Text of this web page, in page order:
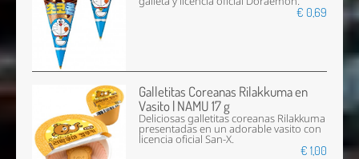
€ 0,69
Galletitas Coreanas Rilakkuma en
Vasito | NAMU 17 g
Deliciosas galletitas coreanas Rilakkuma
presentadas en un adorable vasito con
licencia oficial San-X.
€ 1,00